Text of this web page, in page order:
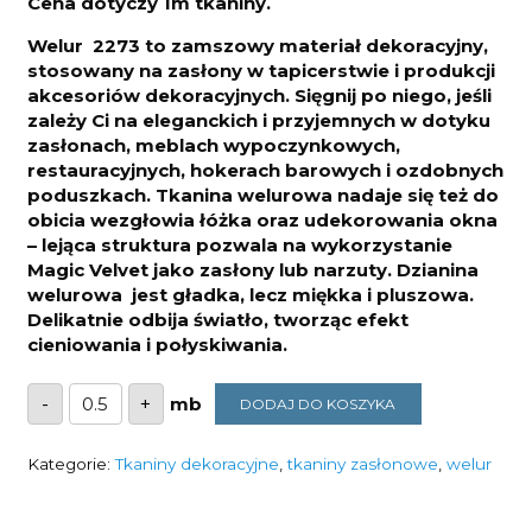
Welur 2273 to zamszowy materiał dekoracyjny,
stosowany na zasłony w tapicerstwie i produkcji
akcesoriów dekoracyjnych. Sięgnij po niego, jeśli
zależy Ci na eleganckich i przyjemnych w dotyku
zasłonach, meblach wypoczynkowych,
restauracyjnych, hokerach barowych i ozdobnych
poduszkach. Tkanina welurowa nadaje się też do
obicia wezgłowia łóżka oraz udekorowania okna
– lejąca struktura pozwala na wykorzystanie
Magic Velvet jako zasłony lub narzuty. Dzianina
welurowa jest gładka, lecz miękka i pluszowa.
Delikatnie odbija światło, tworząc efekt
cieniowania i połyskiwania.
-
ilość
TKANINA
Magic
2273
Stalowy
+ DODAJ DO KOSZYKA
Kategorie:Tkaniny dekoracyjne ,tkaniny zasłonowe welur